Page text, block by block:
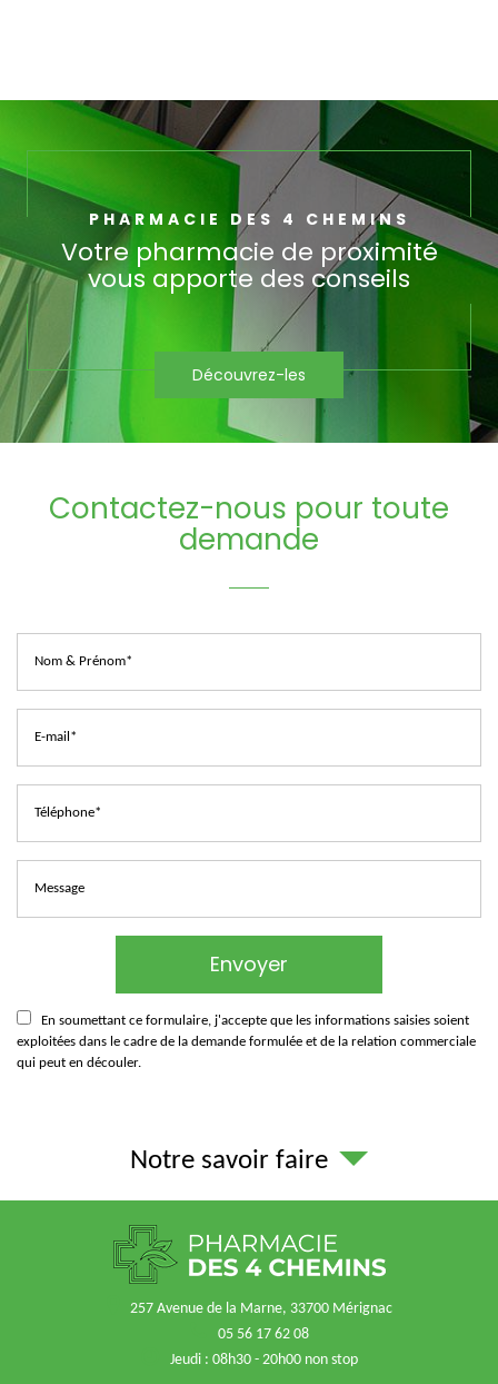
PHARMACIE DES 4 CHEMINS
Votre pharmacie de proximité
vous apporte des conseils
Découvrez-les
Contactez-nous pour toute
demande
En soumettant ce formulaire, j'accepte que les informations saisies soient
exploitées dans le cadre de la demande formulée et de la relation commerciale
qui peut en découler.
Notre savoir faire
257 Avenue de la Marne, 33700 Mérignac
05 56 17 62 08
Jeudi : 08h30 - 20h00 non stop